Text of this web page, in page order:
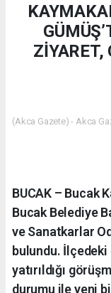
ZİYARET,
(Akca Gazete) - Akca
BUCAK – Bucak
Bucak Belediye
ve Sanatkarlar
bulundu.
yatırıldığı
durumu ile yeni